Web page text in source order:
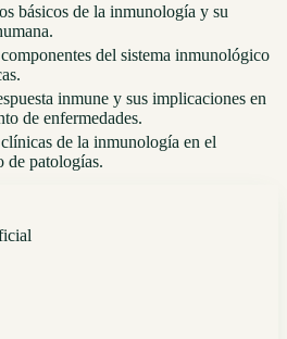
básicos de la inmunología y su
del sistema inmunológico
inmune y sus implicaciones en
de enfermedades.
de la inmunología en el
de patologías.